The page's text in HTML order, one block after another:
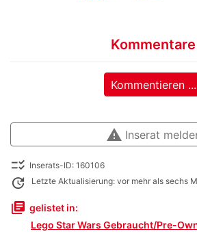
Kommentare
Kommentieren ...
warning Inserat
checklist_rtl Inserats-ID: 160106
update Letzte Aktualisierung: vor mehr als sechs
library_books gelistet in:
Lego Star Wars Gebraucht/Pre-